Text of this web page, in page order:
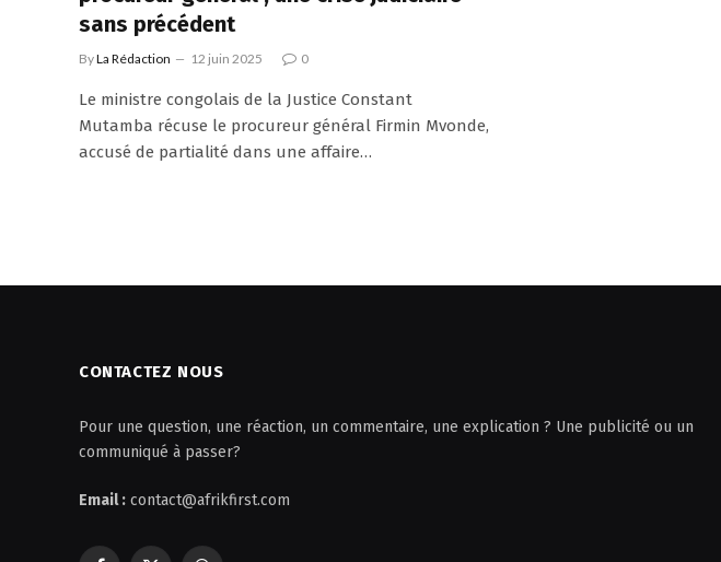
sans précédent
ByLa Rédaction 12 juin 2025 0
Le ministre congolais de la Justice Constant
Mutamba récuse le procureur général Firmin Mvonde,
accusé de partialité dans une affaire…
CONTACTEZ NOUS
Pour une question, une réaction, un commentaire, une explication ? Une publicité ou un
communiqué à passer?
Email : contact@afrikfirst.com